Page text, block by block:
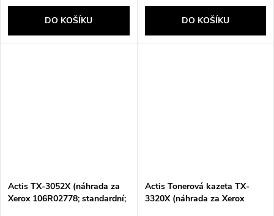
DO KOŠÍKU DO KOŠÍKU
Actis TX-3052X (náhrada za
Xerox 106R02778; standardní;
Actis Tonerová kazeta TX-
3320X (náhrada za Xerox